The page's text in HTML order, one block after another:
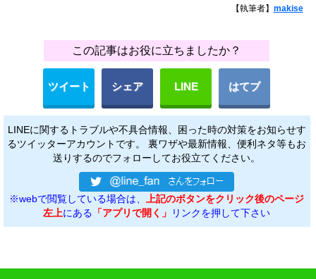
【執筆者】 makise
この記事はお役に立ちましたか？
ツイート シェア LINE はてブ
LINEに関するトラブルや不具合情報、困った時の対策をお知らせす
るツイッターアカウントです。 裏ワザや最新情報、便利ネタ等もお
送りするのでフォローしてお役立てください。
※webで閲覧している場合は、上記のボタンをクリック後のページ
左上にある 「アプリで開く」 リンクを押して下さい